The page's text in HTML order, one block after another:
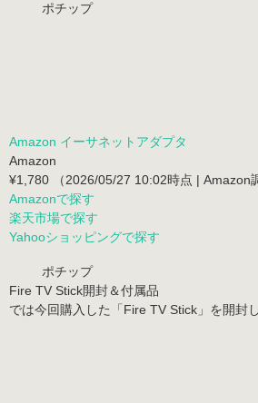
ポチップ
Amazon イーサネットアダプタ
Amazon
¥1,780
（2026/05/27 10:02時点 | Amazon
Amazonで探す
楽天市場で探す
Yahooショッピングで探す
ポチップ
Fire TV Stick開封＆付属品
では今回購入した「Fire TV Stick」を開封